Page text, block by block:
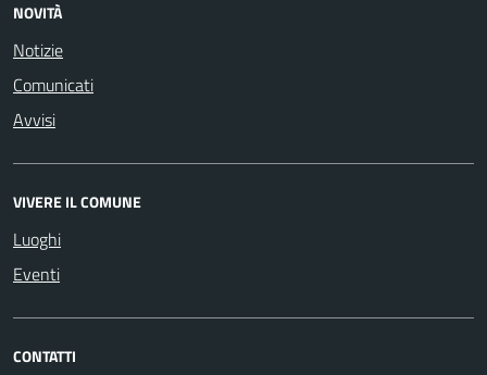
NOVITÀ
Notizie
Comunicati
Avvisi
VIVERE IL COMUNE
Luoghi
Eventi
CONTATTI